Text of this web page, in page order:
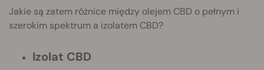
Jakie są zatem różnice między olejem CBD o pełnym i
szerokim spektrum a izolatem CBD?
Izolat CBD